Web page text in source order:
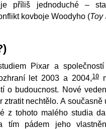
příliš jednoduché –
kovboje Woodyho (Toy
Pixar a
let 2003 a 2004,10
o budoucnost. Nové
ztratit nechtělo. A
z tohoto malého studia
tím pádem jeho